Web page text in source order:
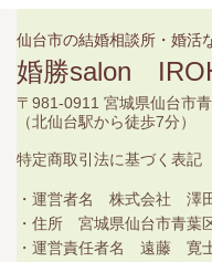
仙台市の結婚相談所・婚活
婚勝salon
〒981-0911 宮城県仙台市
（北仙台駅から徒歩7分）
特定商取引法に基づく表記
・運営者名 株式会社 澤
・住所 宮城県仙台市青葉
・運営責任者名 遠藤 寛